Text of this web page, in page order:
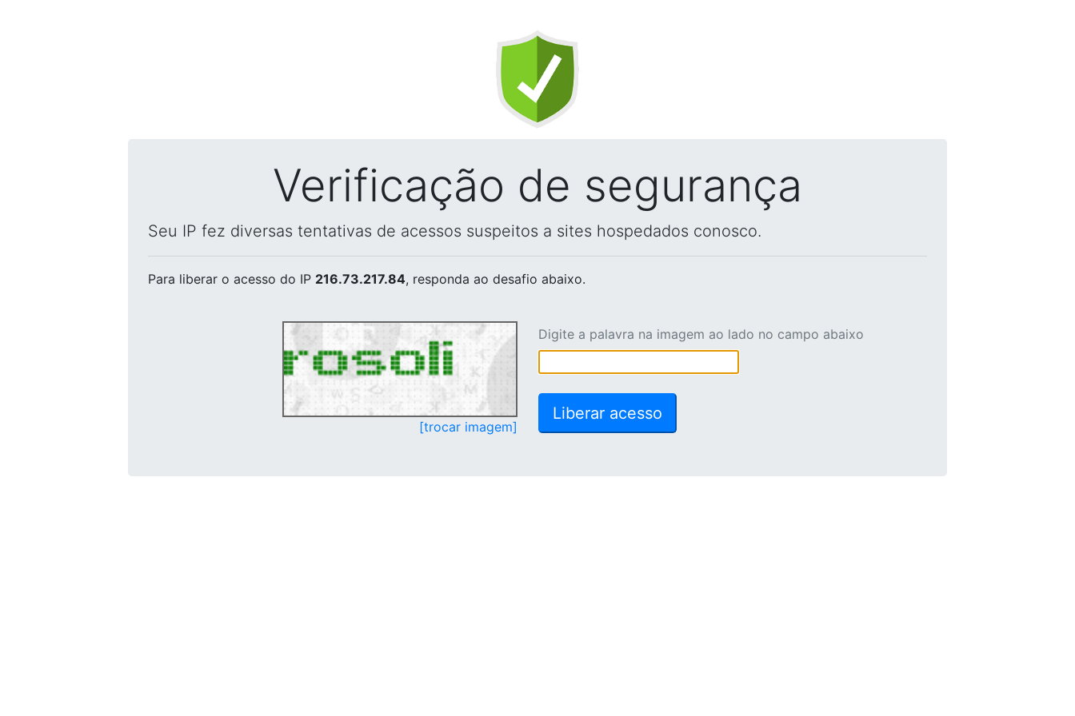
Verificação de segurança
Seu IP fez diversas tentativas de acessos suspeitos a sites hospedados conosco.
Para liberar o acesso do IP 216.73.217.84, responda ao desafio abaixo.
[trocar imagem]
Digite a palavra na imagem ao lado no campo abaixo